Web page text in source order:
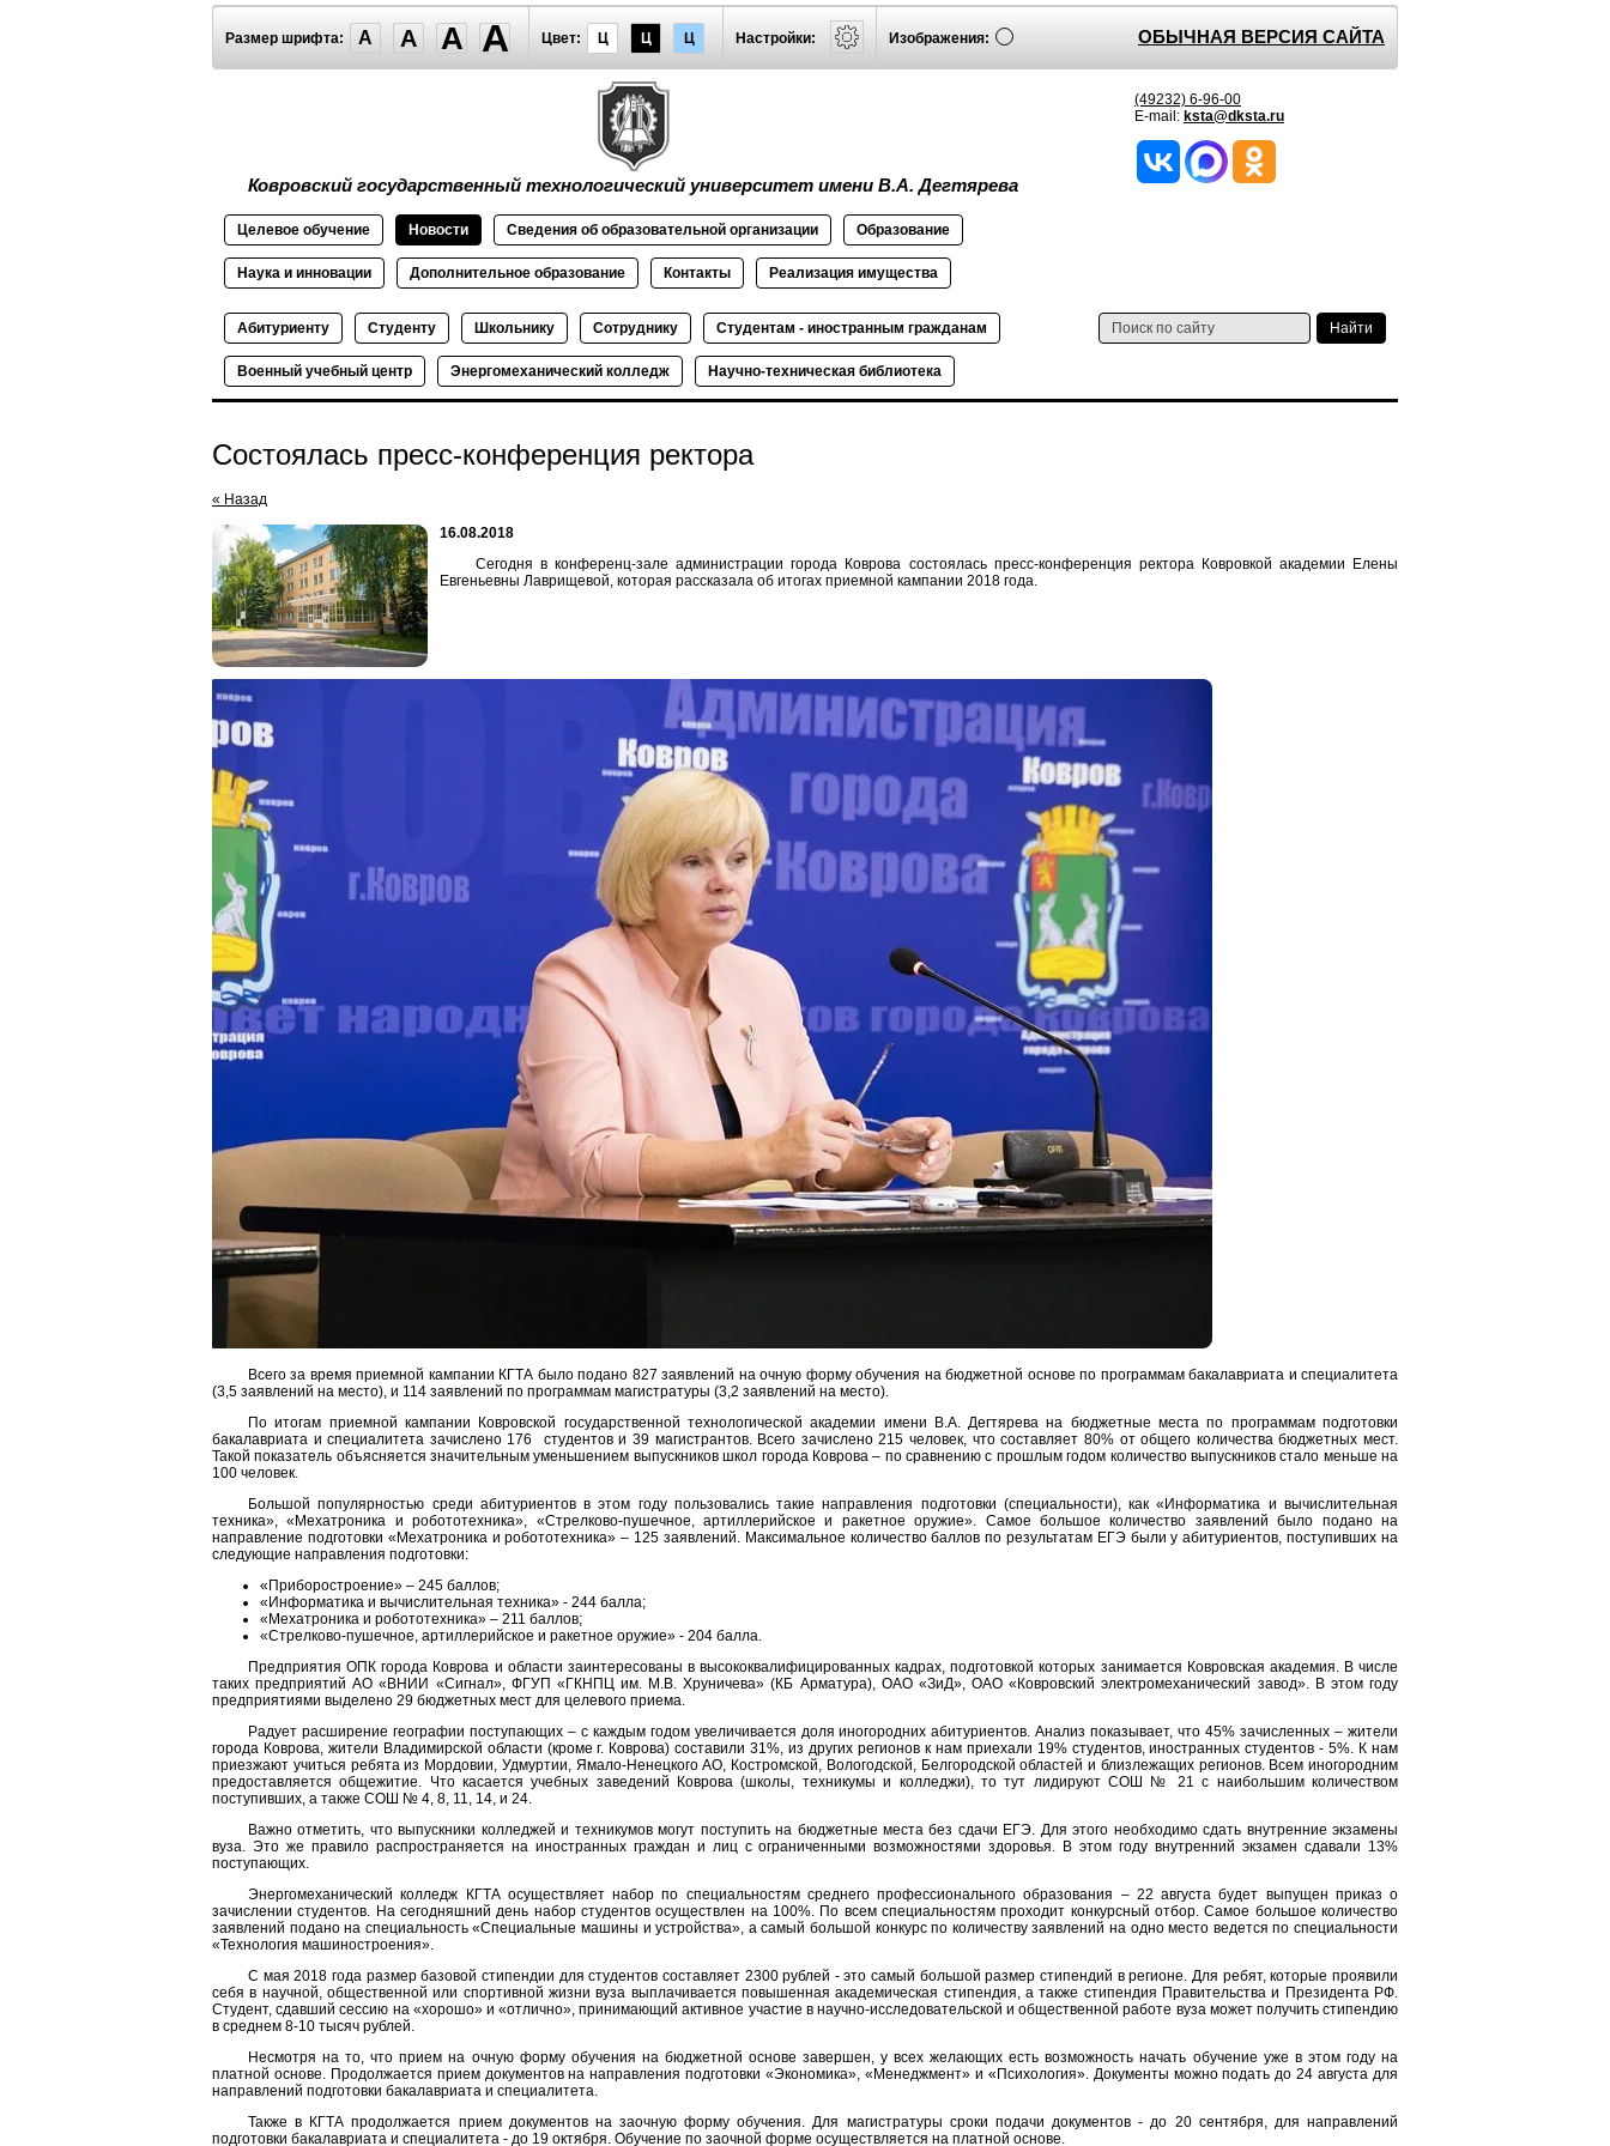
Размер шрифта: A A A A Цвет: Ц Ц Ц Настройки: Изображения: ОБЫЧНАЯ ВЕРСИЯ САЙТА
Ковровский государственный технологический университет имени В.А. Дегтярева
(49232) 6-96-00
E-mail: ksta@dksta.ru
Целевое обучение Новости Сведения об образовательной организации Образование
Наука и инновации Дополнительное образование Контакты Реализация имущества
Абитуриенту Студенту Школьнику Сотруднику Студентам - иностранным гражданам
Военный учебный центр Энергомеханический колледж Научно-техническая библиотека
Состоялась пресс-конференция ректора
« Назад
16.08.2018
Сегодня в конференц-зале администрации города Коврова состоялась пресс-конференция ректора Ковровкой академии Елены
Евгеньевны Лаврищевой, которая рассказала об итогах приемной кампании 2018 года.
Всего за время приемной кампании КГТА было подано 827 заявлений на очную форму обучения на бюджетной основе по программам бакалавриата и специалитета
(3,5 заявлений на место), и 114 заявлений по программам магистратуры (3,2 заявлений на место).
По итогам приемной кампании Ковровской государственной технологической академии имени В.А. Дегтярева на бюджетные места по программам подготовки
бакалавриата и специалитета зачислено 176 студентов и 39 магистрантов. Всего зачислено 215 человек, что составляет 80% от общего количества бюджетных мест.
Такой показатель объясняется значительным уменьшением выпускников школ города Коврова – по сравнению с прошлым годом количество выпускников стало меньше на
100 человек.
Большой популярностью среди абитуриентов в этом году пользовались такие направления подготовки (специальности), как «Информатика и вычислительная
техника», «Мехатроника и робототехника», «Стрелково-пушечное, артиллерийское и ракетное оружие». Самое большое количество заявлений было подано на
направление подготовки «Мехатроника и робототехника» – 125 заявлений. Максимальное количество баллов по результатам ЕГЭ были у абитуриентов, поступивших на
следующие направления подготовки:
«Приборостроение» – 245 баллов;
«Информатика и вычислительная техника» - 244 балла;
«Мехатроника и робототехника» – 211 баллов;
«Стрелково-пушечное, артиллерийское и ракетное оружие» - 204 балла.
Предприятия ОПК города Коврова и области заинтересованы в высококвалифицированных кадрах, подготовкой которых занимается Ковровская академия. В числе
таких предприятий АО «ВНИИ «Сигнал», ФГУП «ГКНПЦ им. М.В. Хруничева» (КБ Арматура), ОАО «ЗиД», ОАО «Ковровский электромеханический завод». В этом году
предприятиями выделено 29 бюджетных мест для целевого приема.
Радует расширение географии поступающих – с каждым годом увеличивается доля иногородних абитуриентов. Анализ показывает, что 45% зачисленных – жители
города Коврова, жители Владимирской области (кроме г. Коврова) составили 31%, из других регионов к нам приехали 19% студентов, иностранных студентов - 5%. К нам
приезжают учиться ребята из Мордовии, Удмуртии, Ямало-Ненецкого АО, Костромской, Вологодской, Белгородской областей и близлежащих регионов. Всем иногородним
предоставляется общежитие. Что касается учебных заведений Коврова (школы, техникумы и колледжи), то тут лидируют СОШ № 21 с наибольшим количеством
поступивших, а также СОШ № 4, 8, 11, 14, и 24.
Важно отметить, что выпускники колледжей и техникумов могут поступить на бюджетные места без сдачи ЕГЭ. Для этого необходимо сдать внутренние экзамены
вуза. Это же правило распространяется на иностранных граждан и лиц с ограниченными возможностями здоровья. В этом году внутренний экзамен сдавали 13%
поступающих.
Энергомеханический колледж КГТА осуществляет набор по специальностям среднего профессионального образования – 22 августа будет выпущен приказ о
зачислении студентов. На сегодняшний день набор студентов осуществлен на 100%. По всем специальностям проходит конкурсный отбор. Самое большое количество
заявлений подано на специальность «Специальные машины и устройства», а самый большой конкурс по количеству заявлений на одно место ведется по специальности
«Технология машиностроения».
С мая 2018 года размер базовой стипендии для студентов составляет 2300 рублей - это самый большой размер стипендий в регионе. Для ребят, которые проявили
себя в научной, общественной или спортивной жизни вуза выплачивается повышенная академическая стипендия, а также стипендия Правительства и Президента РФ.
Студент, сдавший сессию на «хорошо» и «отлично», принимающий активное участие в научно-исследовательской и общественной работе вуза может получить стипендию
в среднем 8-10 тысяч рублей.
Несмотря на то, что прием на очную форму обучения на бюджетной основе завершен, у всех желающих есть возможность начать обучение уже в этом году на
платной основе. Продолжается прием документов на направления подготовки «Экономика», «Менеджмент» и «Психология». Документы можно подать до 24 августа для
направлений подготовки бакалавриата и специалитета.
Также в КГТА продолжается прием документов на заочную форму обучения. Для магистратуры сроки подачи документов - до 20 сентября, для направлений
подготовки бакалавриата и специалитета - до 19 октября. Обучение по заочной форме осуществляется на платной основе.